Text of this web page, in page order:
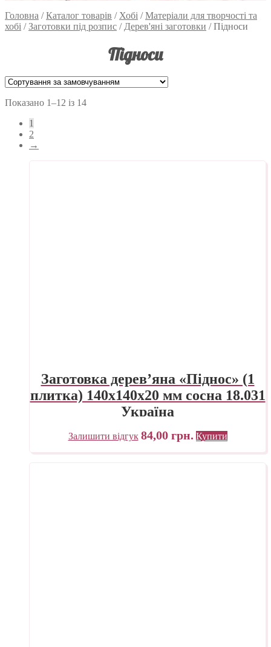
Головна /Каталог товарів / Хобі /Матеріали для творчості та
хобі /Заготовки під розпис / Дерев'яні заготовки /Підноси
Підноси
Показано 1–12 із 14
1
2
→
Заготовка дерев’яна «Піднос» (1
плитка) 140х140х20 мм сосна 18.031
Україна
Залишити відгук 84,00 грн. Купити